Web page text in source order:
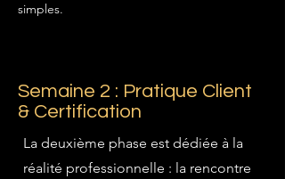
simples.
Semaine 2 : Pratique Client
& Certification
La deuxième phase est dédiée à la
réalité professionnelle : la rencontre